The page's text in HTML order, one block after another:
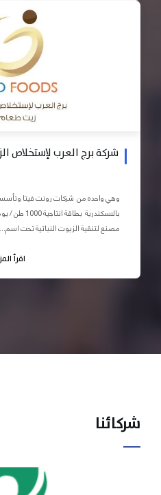
شركة برج العرب لإستخلاص
وهي واحده من شركات رونت فيتا
بالاسكندرية
مصنع لتنقية الزيوت النباتية تحت اسم...
اقرأ
شركائنا